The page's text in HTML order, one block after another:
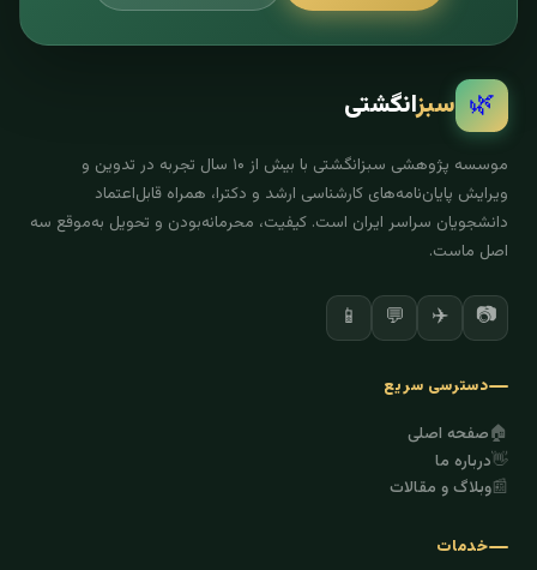
🌿 سبزانگشتی
موسسه پژوهشی سبزانگشتی با بیش از ۱۰ سال تجربه در تدوین و
ویرایش پایان‌نامه‌های کارشناسی ارشد و دکترا، همراه قابل‌اعتماد
دانشجویان سراسر ایران است. کیفیت، محرمانه‌بودن و تحویل به‌موقع سه
اصل ماست.
📷
✈️
💬
📱
دسترسی سریع
🏠صفحه اصلی
👋درباره ما
📰وبلاگ و مقالات
خدمات